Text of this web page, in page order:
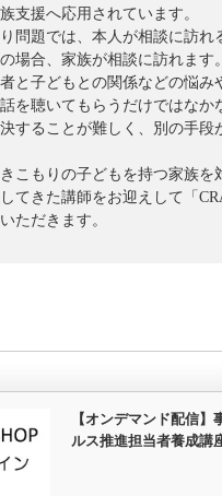
支援へ応用されています。
問題では、本人が相談に訪れ
場合、家族が相談に訪れます
と子どもとの関係などの悩み
を聴いてもらうだけではなか
することが難しく、別の手段
こもりの子どもを持つ家族を
てきた講師をお迎えして「
ただきます。
【オンデマンド配信
ルス推進担当者養成